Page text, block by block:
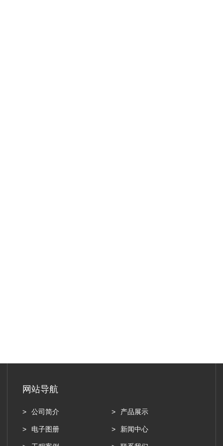
网站导航
公司简介 产品展示
电子图册 新闻中心